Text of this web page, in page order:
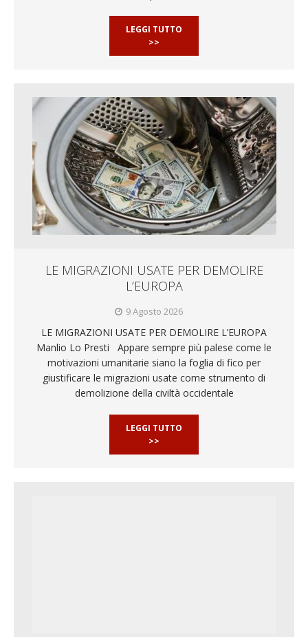
LEGGI TUTTO
>>
LE MIGRAZIONI USATE PER DEMOLIRE
L’EUROPA
9 Agosto 2026
LE MIGRAZIONI USATE PER DEMOLIRE L’EUROPA
Manlio Lo Presti Appare sempre più palese come le
motivazioni umanitarie siano la foglia di fico per
giustificare le migrazioni usate come strumento di
demolizione della civiltà occidentale
LEGGI TUTTO
>>